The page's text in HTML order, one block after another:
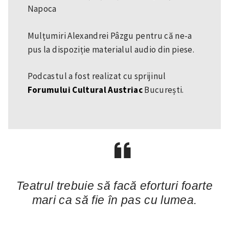
Napoca
Mulțumiri Alexandrei Pâzgu pentru că ne-a
pus la dispoziție materialul audio din piese.
Podcastul a fost realizat cu sprijinul
Forumului Cultural AustriacBucurești.
Teatrul trebuie să facă eforturi foarte
mari ca să fie în pas cu lumea.